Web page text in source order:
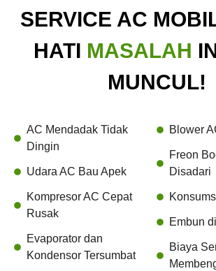
SERVICE AC
HATI MASALAH
MUNCUL!
AC Mendadak Tidak
Dingin
Udara AC Bau Apek
Kompresor AC Cepat
Rusak
Evaporator dan
Kondensor Tersumbat
Blower
Freon
Disadari
Embun
Biaya